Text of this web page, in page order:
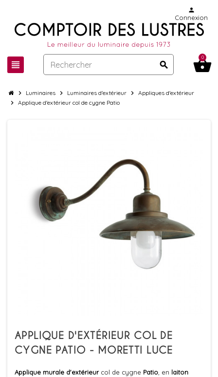
view_headline search
person
Connexion
shopping_basket
0
chevron_right Luminaires chevron_right Luminaires d'extérieur chevron_right Appliques d'extérieur
chevron_right Applique d'extérieur col de cygne Patio
APPLIQUE D'EXTÉRIEUR COL DE
CYGNE PATIO - MORETTI LUCE
Applique murale d'extérieurcol de cygne Patio , en laiton